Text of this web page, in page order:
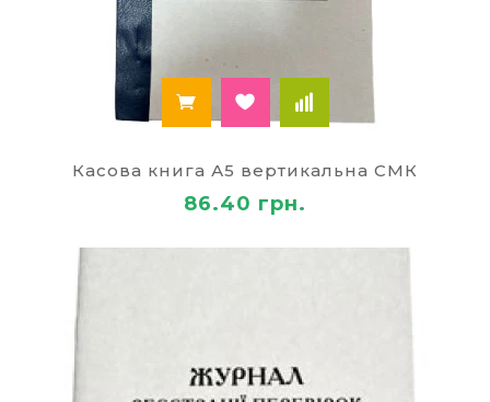
Касова книга А5 вертикальна СМК
86.40 грн.